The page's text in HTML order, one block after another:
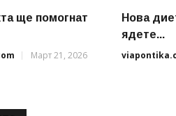
ще помогнат
Март 21, 2026
Нова
ядете...